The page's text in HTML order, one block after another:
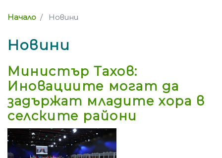
Начало Новини
Новини
Министър Тахов:
Иновациите могат да
задържат младите хора в
селските райони